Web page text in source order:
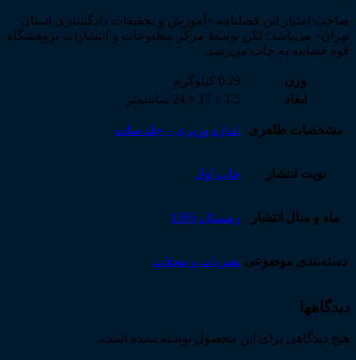
صاحب امتیاز این فصلنامه «آموزش و تحقیقات دادگستری استان
تهران» می‌باشد؛ لکن توسط مرکز مطبوعات و انتشارات پژوهشگاه
قوه قضاییه به چاپ می‌رسد.
وزن
0.29 کیلوگرم
ابعاد
1.5 × 17 × 24 سانتیمتر
مشخصات ظاهری اندازه وزیری – جلد ساده
نوبت انتشار چاپ اول
ماه و سال انتشار زمستان 1395
دسته‌بندی موضوعی نشریات و مجلات
دیدگاهها
هیچ دیدگاهی برای این محصول نوشته نشده است.